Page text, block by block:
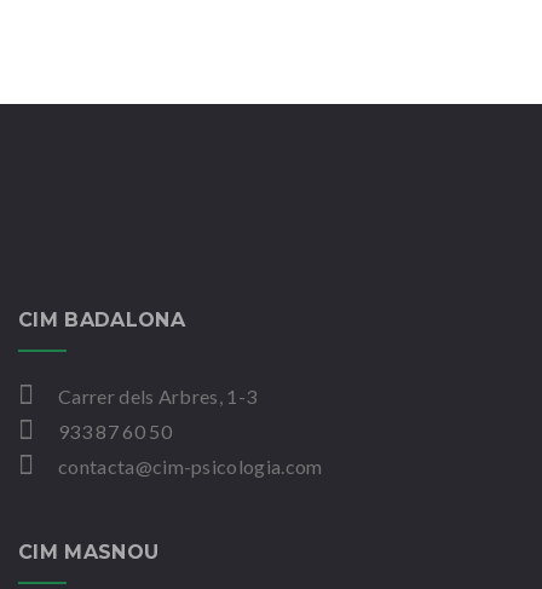
CIM BADALONA
Carrer dels Arbres, 1-3
933 87 60 50
contacta@cim-psicologia.com
CIM MASNOU